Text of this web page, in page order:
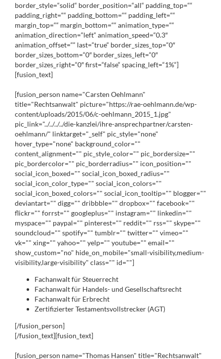
border_style=“solid“ border_position=“all“ padding_top=““
padding_right=““ padding_bottom=““ padding_left=““
margin_top=““ margin_bottom=““ animation_type=““
animation_direction=“left“ animation_speed=“0.3″
animation_offset=““ last=“true“ border_sizes_top=“0″
border_sizes_bottom=“0″ border_sizes_left=“0″
border_sizes_right=“0″ first=“false“ spacing_left=“1%“]
[fusion_text]
[fusion_person name="Carsten Oehlmann"
title="Rechtsanwalt" picture="https://rae-oehlmann.de/wp-
content/uploads/2015/06/c-oehlmann_2015_1.jpg"
pic_link="../../../../die-kanzlei/ihre-ansprechpartner/carsten-
oehlmann/" linktarget="_self" pic_style="none"
hover_type="none" background_color=""
content_alignment="" pic_style_color="" pic_bordersize=""
pic_bordercolor="" pic_borderradius="" icon_position=""
social_icon_boxed="" social_icon_boxed_radius=""
social_icon_color_type="" social_icon_colors=""
social_icon_boxed_colors="" social_icon_tooltip="" blogger=""
deviantart="" digg="" dribbble="" dropbox="" facebook=""
flickr="" forrst="" googleplus="" instagram="" linkedin=""
myspace="" paypal="" pinterest="" reddit="" rss="" skype=""
soundcloud="" spotify="" tumblr="" twitter="" vimeo=""
vk="" xing="" yahoo="" yelp="" youtube="" email=""
show_custom="no" hide_on_mobile="small-visibility,medium-
visibility,large-visibility" class="" id=""]
Fachanwalt für Steuerrecht
Fachanwalt für Handels- und Gesellschaftsrecht
Fachanwalt für Erbrecht
Zertifizierter Testamentsvollstrecker (AGT)
[/fusion_person]
[/fusion_text][fusion_text]
[fusion_person name="Thomas Hansen" title="Rechtsanwalt"